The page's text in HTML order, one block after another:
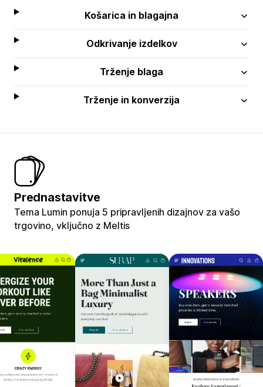
Košarica in blagajna
Odkrivanje izdelkov
Trženje blaga
Trženje in konverzija
Prednastavitve
Tema Lumin ponuja 5 pripravljenih dizajnov za vašo
trgovino, vključno z Meltis